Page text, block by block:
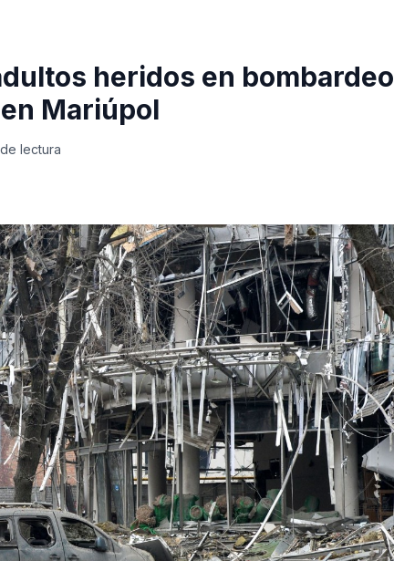
heridos en bombardeo
Mariúpol
lectura